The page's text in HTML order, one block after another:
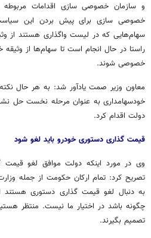
و سازمان خصوصی سازی اقدامات مربوطه
خصوصی سازی برای پیش بردن این
سهام‌هایی که در لیست واگذاری هستند از
راستا در حال انجام است تا سهام‌ها از
خصوصی شوند.
معاون وزیر صمتیادآور شد: به هر حال
خودسهامداری به عنوان مرحله نخست حل
دولت اقدام کرد.
قیمت گذاری دستوری خودرو باید لغو شود
وی در مورد اینکه دولت موافق لغو قیمت
تصریح کرد: تمام ارکان حکومت از جمله
به دنبال لغو قیمت گذاری دستوری
چگونه باشد در اختیار ما نیست. منتظر
تصمیم بگیرند.